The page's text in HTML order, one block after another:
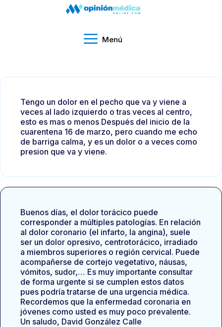
Menú
Tengo un dolor en el pecho que va y viene a
veces al lado izquierdo o tras veces al centro,
esto es mas o menos Después del inicio de la
cuarentena 16 de marzo, pero cuando me echo
de barriga calma, y es un dolor o a veces como
presion que va y viene.
Buenos días, el dolor torácico puede
corresponder a múltiples patologías. En relación
al dolor coronario (el infarto, la angina), suele
ser un dolor opresivo, centrotorácico, irradiado
a miembros superiores o región cervical. Puede
acompañerse de cortejo vegetativo, náusas,
vómitos, sudor,… Es muy importante consultar
de forma urgente si se cumplen estos datos
pues podría tratarse de una urgencia médica.
Recordemos que la enfermedad coronaria en
jóvenes como usted es muy poco prevalente.
Un saludo, David González Calle